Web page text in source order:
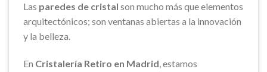
Las paredes de cristal son mucho más que elementos
arquitectónicos; son ventanas abiertas a la innovación
y la belleza.
En Cristalería Retiro en Madrid, estamos